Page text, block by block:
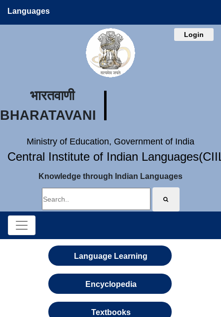
Languages
Login
भारतवाणी
BHARATAVANI
Ministry of Education, Government of India
Central Institute of Indian
Knowledge through Indian Languages
Language Learning
Encyclopedia
Textbooks